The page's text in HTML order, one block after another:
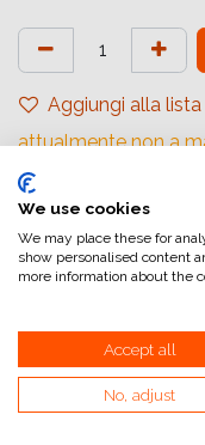
Aggiungi alla
attualmente non a
Riferimento
Collegamenti utili
Home
We use cookies
We may place these for
show personalised content
more information about the
Accept all
No, adjust